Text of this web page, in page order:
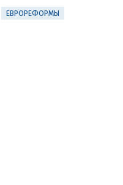
ЕВРОРЕФОРМЫ